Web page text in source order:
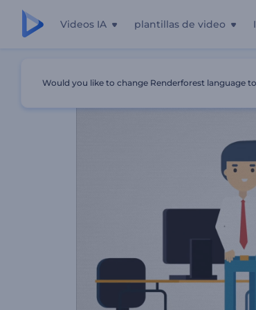
Videos IA plantillas de video
Promoción De Escritor
Would you like to change Renderforest language